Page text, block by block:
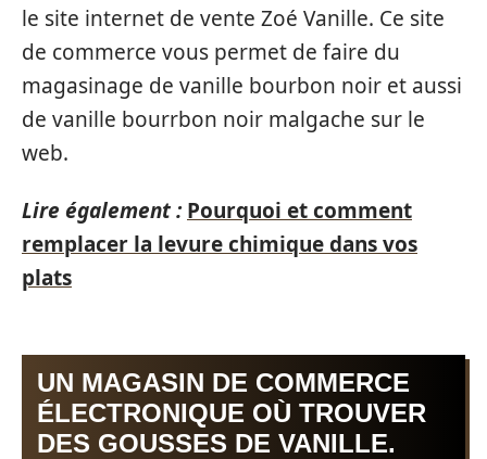
le site internet de vente Zoé Vanille. Ce site
de commerce vous permet de faire du
magasinage de vanille bourbon noir et aussi
de vanille bourrbon noir malgache sur le
web.
Lire également : Pourquoi et comment
remplacer la levure chimique dans vos
plats
UN MAGASIN DE COMMERCE
ÉLECTRONIQUE OÙ TROUVER
DES GOUSSES DE VANILLE.